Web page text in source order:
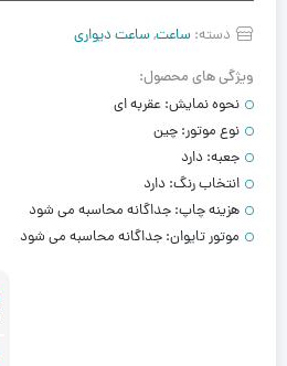
دسته: ساعت, ساعت دیواری
ویژگی های محصول:
نحوه نمایش: عقربه ای
نوع موتور: چین
جعبه: دارد
انتخاب رنگ: دارد
هزینه چاپ: جداگانه محاسبه می شود
موتور تایوان: جداگانه محاسبه می شود